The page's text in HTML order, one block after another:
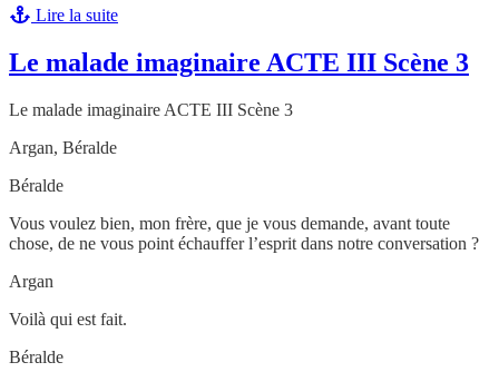
Lire la suite
Le malade imaginaire ACTE III Scène 3
Le malade imaginaire ACTE III Scène 3
Argan, Béralde
Béralde
Vous voulez bien, mon frère, que je vous demande, avant toute
chose, de ne vous point échauffer l’esprit dans notre conversation ?
Argan
Voilà qui est fait.
Béralde